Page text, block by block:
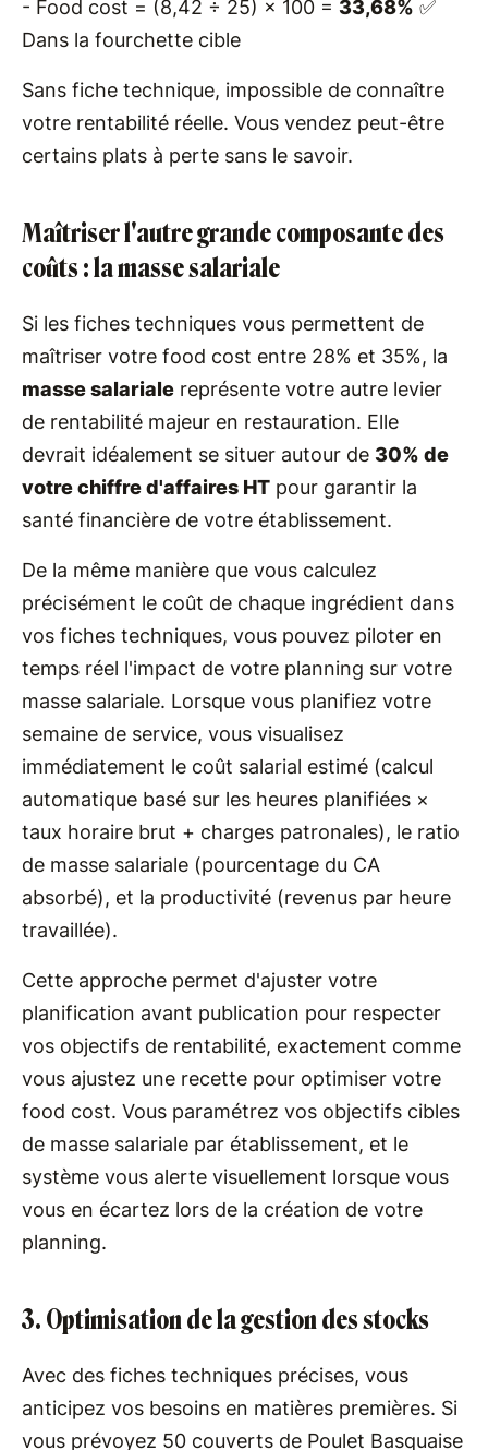
- Food cost = (8,42 ÷ 25) × 100 = 33,68% ✅
Dans la fourchette cible
Sans fiche technique, impossible de connaître
votre rentabilité réelle. Vous vendez peut-être
certains plats à perte sans le savoir.
Maîtriser l'autre grande composante des
coûts : la masse salariale
Si les fiches techniques vous permettent de
maîtriser votre food cost entre 28% et 35%, la
masse salariale représente votre autre levier
de rentabilité majeur en restauration. Elle
devrait idéalement se situer autour de 30% de
votre chiffre d'affaires HT pour garantir la
santé financière de votre établissement.
De la même manière que vous calculez
précisément le coût de chaque ingrédient dans
vos fiches techniques, vous pouvez piloter en
temps réel l'impact de votre planning sur votre
masse salariale. Lorsque vous planifiez votre
semaine de service, vous visualisez
immédiatement le coût salarial estimé (calcul
automatique basé sur les heures planifiées ×
taux horaire brut + charges patronales), le ratio
de masse salariale (pourcentage du CA
absorbé), et la productivité (revenus par heure
travaillée).
Cette approche permet d'ajuster votre
planification avant publication pour respecter
vos objectifs de rentabilité, exactement comme
vous ajustez une recette pour optimiser votre
food cost. Vous paramétrez vos objectifs cibles
de masse salariale par établissement, et le
système vous alerte visuellement lorsque vous
vous en écartez lors de la création de votre
planning.
3. Optimisation de la gestion des stocks
Avec des fiches techniques précises, vous
anticipez vos besoins en matières premières. Si
vous prévoyez 50 couverts de Poulet Basquaise